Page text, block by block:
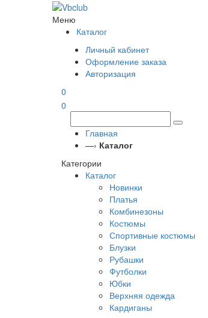
Меню
Каталог
Личный кабинет
Оформление заказа
Авторизация
0
0
Главная
—› Каталог
Категории
Каталог
Новинки
Платья
Комбинезоны
Костюмы
Спортивные костюмы
Блузки
Рубашки
Футболки
Юбки
Верхняя одежда
Кардиганы